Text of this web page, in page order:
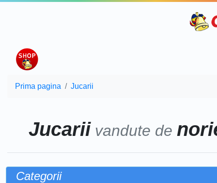
Prima pagina Jucarii
Jucariivandute de
Categorii